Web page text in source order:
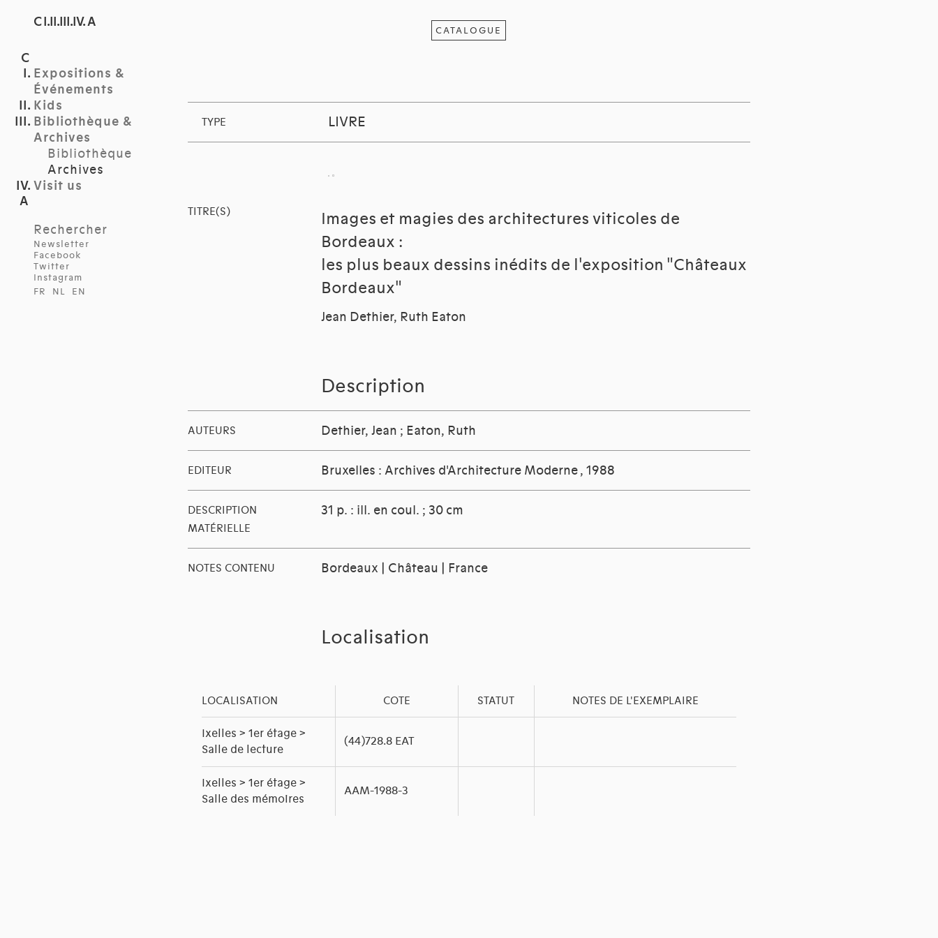
C I.II.III.IV. A
Expositions &
Événements
Kids
Bibliothèque &
Archives
Bibliothèque
Archives
Visit us
Rechercher
Newsletter
Facebook
Twitter
Instagram
FR
NL EN
CATALOGUE
TYPE LIVRE
TITRE(S)
Images et magies des architectures viticoles de
Bordeaux :
les plus beaux dessins inédits de l'exposition "Châteaux
Bordeaux"
Jean Dethier, Ruth Eaton
Description
AUTEURS Dethier, Jean ; Eaton, Ruth
EDITEUR Bruxelles : Archives d'Architecture Moderne, 1988
DESCRIPTION
MATÉRIELLE
31 p. : ill. en coul. ; 30 cm
NOTES CONTENU Bordeaux | Château | France
Localisation
LOCALISATION COTE STATUT NOTES DE L'EXEMPLAIRE
Ixelles > 1er étage >
Salle de lecture
(44)728.8 EAT
Ixelles > 1er étage >
Salle des mémoires
AAM-1988-3